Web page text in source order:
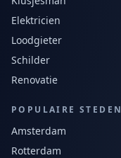
Elektricien
Loodgieter
Schilder
Renovatie
POPULAIRE STEDEN
Amsterdam
Rotterdam